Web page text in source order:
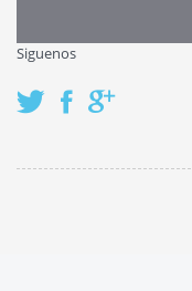
Siguenos